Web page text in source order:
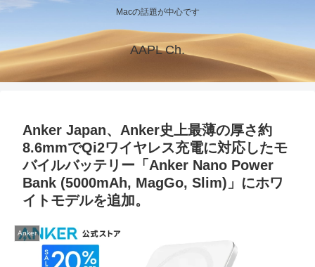
Macの話題が中心です
AAPL Ch.
Anker Japan、Anker史上最薄の厚さ約
8.6mmでQi2ワイヤレス充電に対応したモ
バイルバッテリー「Anker Nano Power
Bank (5000mAh, MagGo, Slim)」にホワ
イトモデルを追加。
Anker